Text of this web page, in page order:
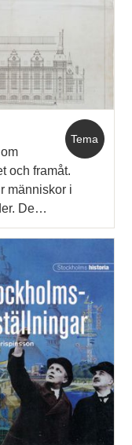
Tema
och framåt.
människor i
De…